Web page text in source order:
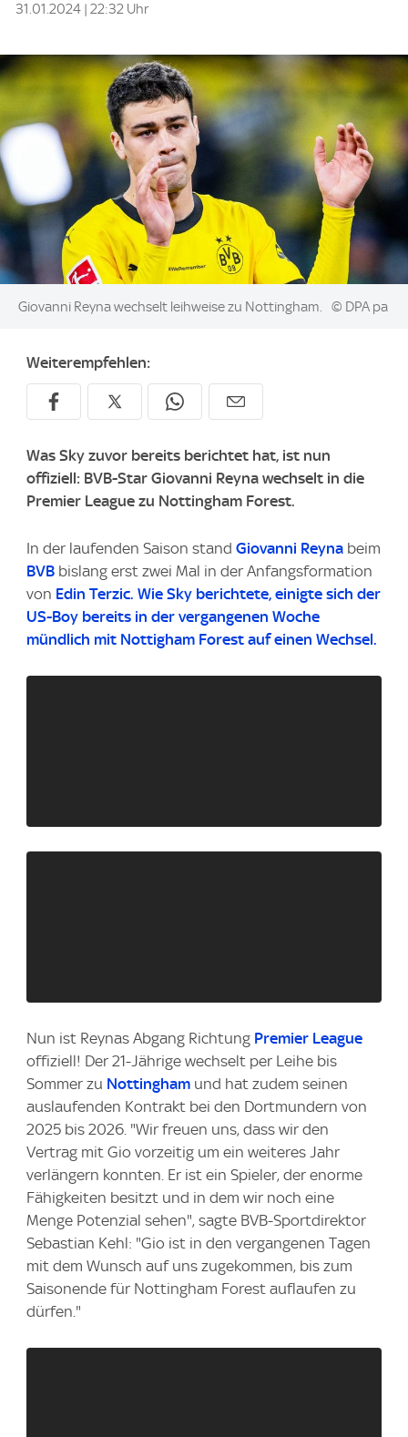
31.01.2024 | 22:32 Uhr
Image:
Giovanni Reyna wechselt leihweise zu Nottingham. © DPA pa
Weiterempfehlen:
Was Sky zuvor bereits berichtet hat, ist nun
offiziell: BVB-Star Giovanni Reyna wechselt in die
Premier League zu Nottingham Forest.
In der laufenden Saison stand Giovanni Reyna beim
BVB bislang erst zwei Mal in der Anfangsformation
von Edin Terzic. Wie Sky berichtete, einigte sich der
US-Boy bereits in der vergangenen Woche
mündlich mit Nottigham Forest auf einen Wechsel.
Nun ist Reynas Abgang Richtung Premier League
offiziell! Der 21-Jährige wechselt per Leihe bis
Sommer zu Nottingham und hat zudem seinen
auslaufenden Kontrakt bei den Dortmundern von
2025 bis 2026. "Wir freuen uns, dass wir den
Vertrag mit Gio vorzeitig um ein weiteres Jahr
verlängern konnten. Er ist ein Spieler, der enorme
Fähigkeiten besitzt und in dem wir noch eine
Menge Potenzial sehen", sagte BVB-Sportdirektor
Sebastian Kehl: "Gio ist in den vergangenen Tagen
mit dem Wunsch auf uns zugekommen, bis zum
Saisonende für Nottingham Forest auflaufen zu
dürfen."